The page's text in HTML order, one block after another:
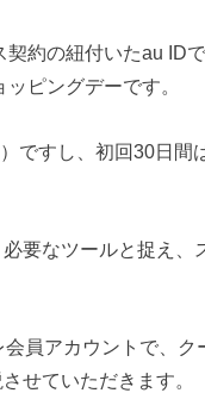
約の紐付いたau IDで
ピングデーです。
ですし、初回30日間
要なツールと捉え、
員アカウントで、ク
せていただきます。